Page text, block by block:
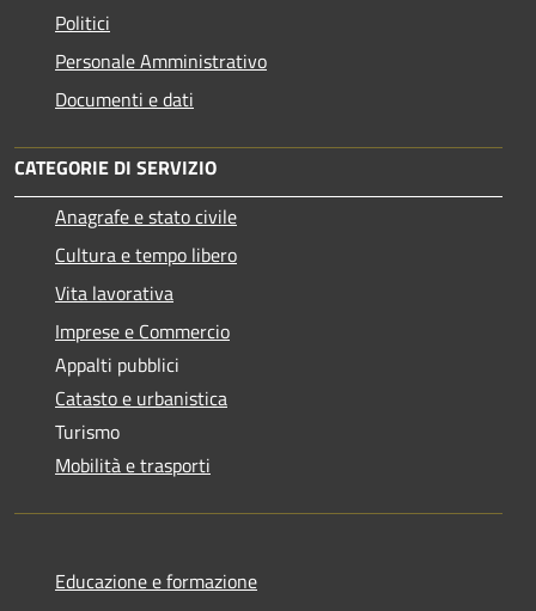
Politici
Personale Amministrativo
Documenti e dati
CATEGORIE DI SERVIZIO
Anagrafe e stato civile
Cultura e tempo libero
Vita lavorativa
Imprese e Commercio
Appalti pubblici
Catasto e urbanistica
Turismo
Mobilità e trasporti
Educazione e formazione